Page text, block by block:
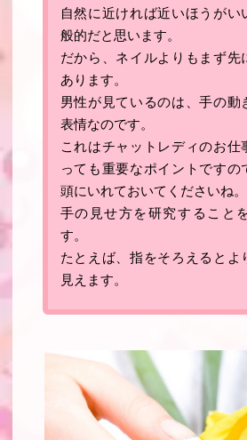
自然に近ければ近いほうがい
般的だと思います。
だから、ネイルよりもまず先
あります。
男性が見ているのは、手の動
表情なのです。
これはチャットレディのお仕
っても重要なポイントですの
頭にいれておいてくださいね。
手の見せ方を研究すること
す。
たとえば、指をそろえるとよ
見えます。